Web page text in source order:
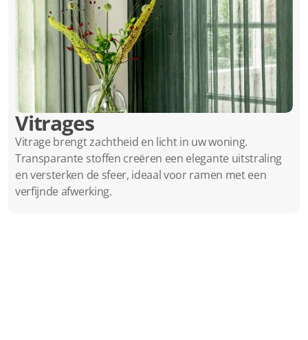
Vitrages
Vitrage brengt zachtheid en licht in uw woning.
Transparante stoffen creëren een elegante uitstraling
en versterken de sfeer, ideaal voor ramen met een
verfijnde afwerking.
Gehele